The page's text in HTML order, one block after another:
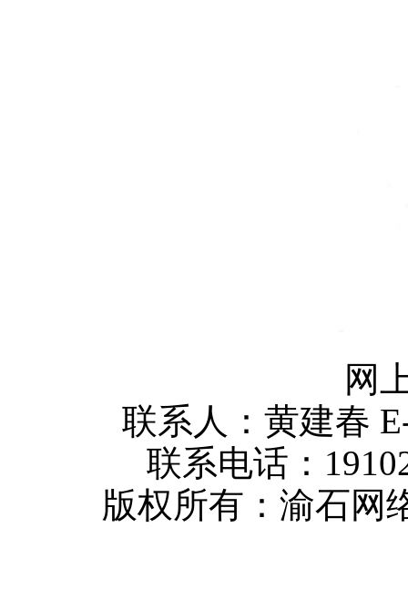
网
联系人：黄建春
联系电话：
版权所有：渝石网